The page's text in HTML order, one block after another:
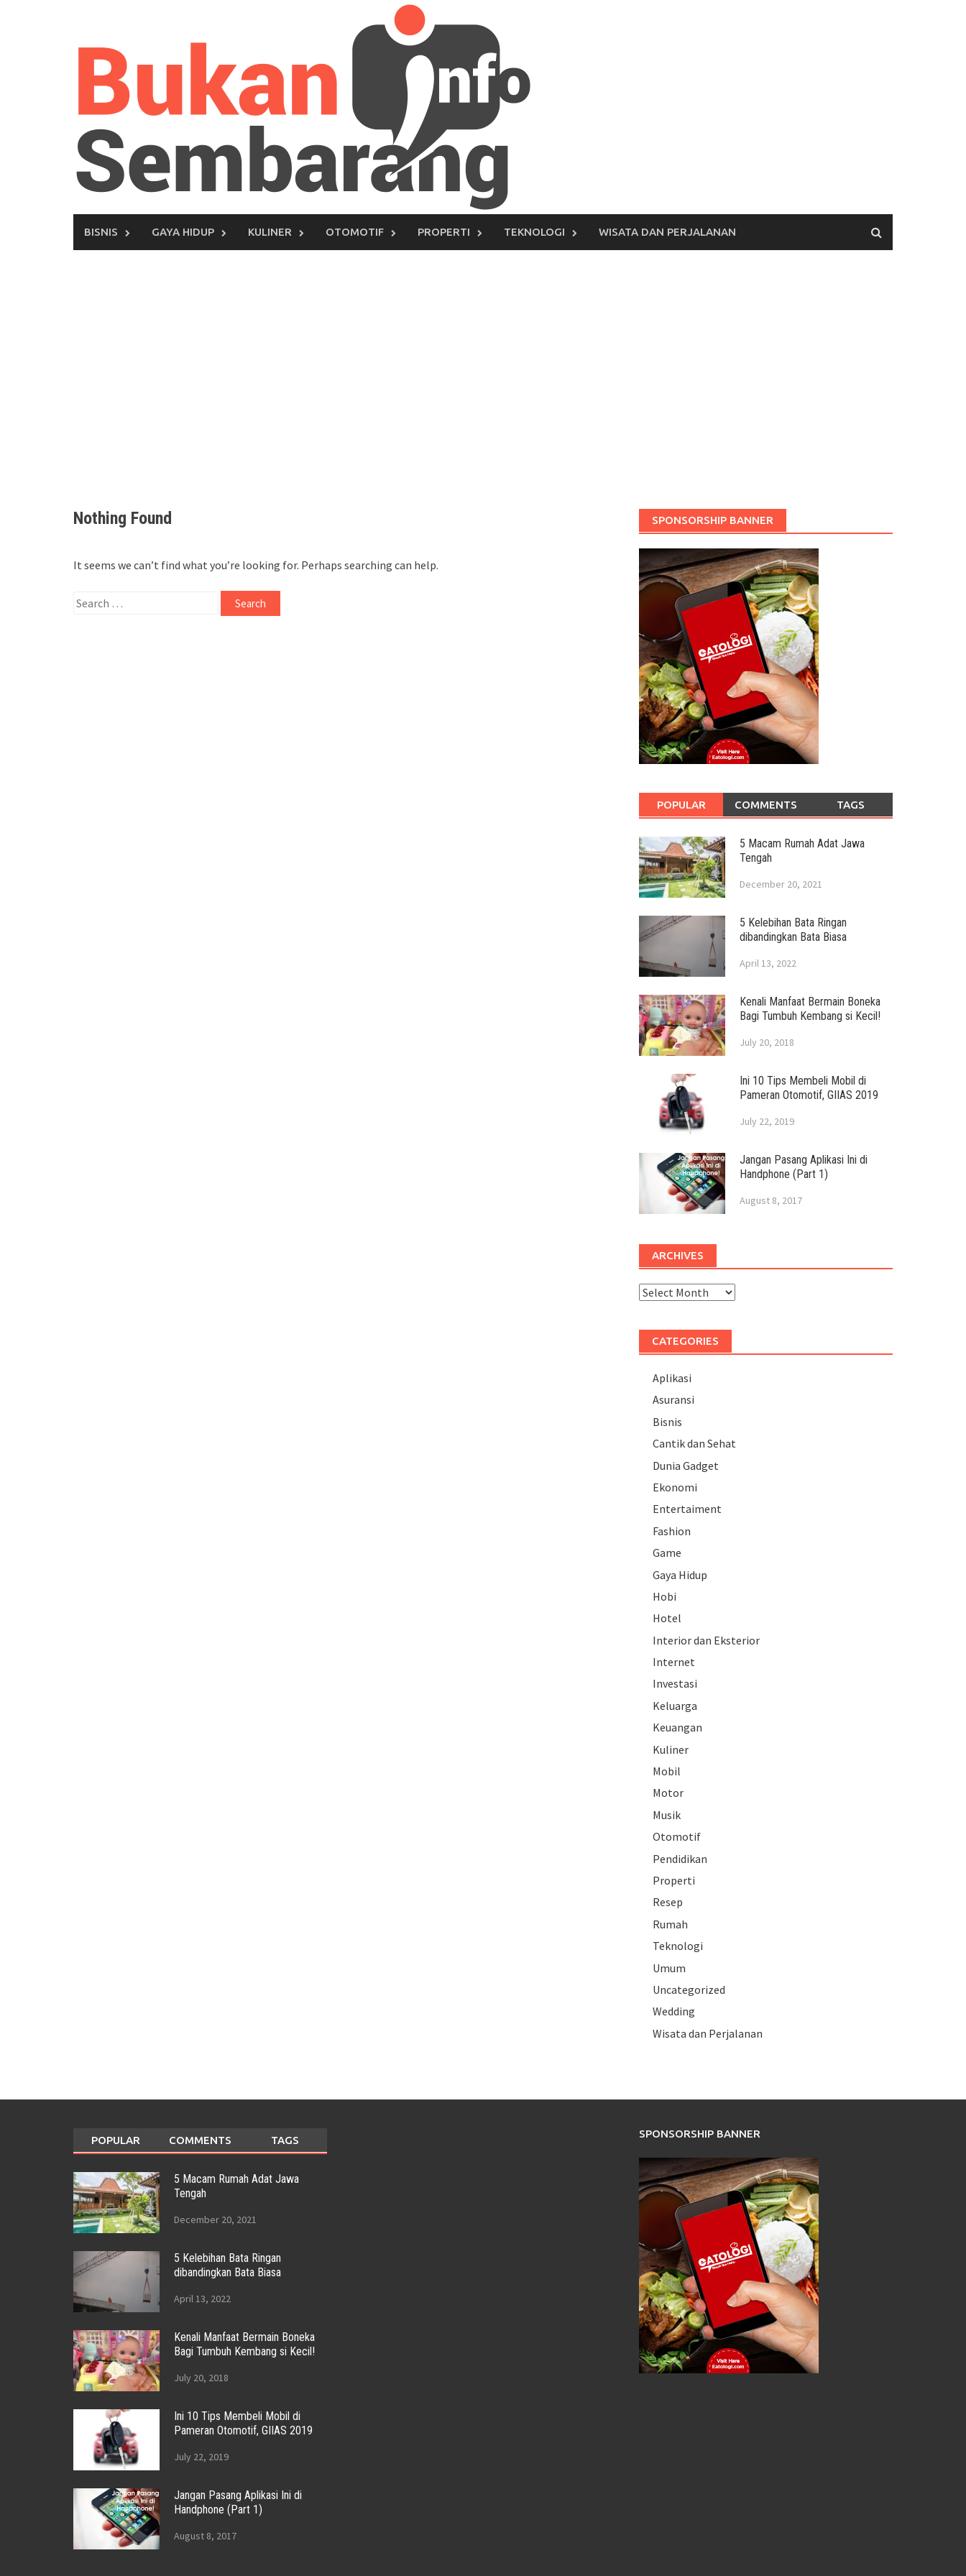
BISNIS GAYA HIDUP KULINER OTOMOTIF PROPERTI TEKNOLOGI WISATA DAN PERJALANAN
Nothing Found
It seems we can’t find what you’re looking for. Perhaps searching can help.
Search
SPONSORSHIP BANNER
POPULAR COMMENTS TAGS
5 Macam Rumah Adat Jawa
Tengah
December 20, 2021
5 Kelebihan Bata Ringan
dibandingkan Bata Biasa
April 13, 2022
Kenali Manfaat Bermain Boneka
Bagi Tumbuh Kembang si Kecil!
July 20, 2018
Ini 10 Tips Membeli Mobil di
Pameran Otomotif, GIIAS 2019
July 22, 2019
Jangan Pasang Aplikasi Ini di
Handphone (Part 1)
August 8, 2017
ARCHIVES
Archives
CATEGORIES
Aplikasi
Asuransi
Bisnis
Cantik dan Sehat
Dunia Gadget
Ekonomi
Entertaiment
Fashion
Game
Gaya Hidup
Hobi
Hotel
Interior dan Eksterior
Internet
Investasi
Keluarga
Keuangan
Kuliner
Mobil
Motor
Musik
Otomotif
Pendidikan
Properti
Resep
Rumah
Teknologi
Umum
Uncategorized
Wedding
Wisata dan Perjalanan
POPULAR COMMENTS TAGS
5 Macam Rumah Adat Jawa
Tengah
December 20, 2021
5 Kelebihan Bata Ringan
dibandingkan Bata Biasa
April 13, 2022
Kenali Manfaat Bermain Boneka
Bagi Tumbuh Kembang si Kecil!
July 20, 2018
Ini 10 Tips Membeli Mobil di
Pameran Otomotif, GIIAS 2019
July 22, 2019
Jangan Pasang Aplikasi Ini di
Handphone (Part 1)
August 8, 2017
SPONSORSHIP BANNER